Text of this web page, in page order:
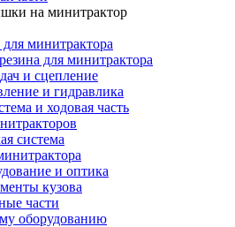
на минитрактор
минитрактора
для минитрактора
и сцепление
и гидравлика
и ходовая часть
система
и оптика
кузова
части
оборудованию